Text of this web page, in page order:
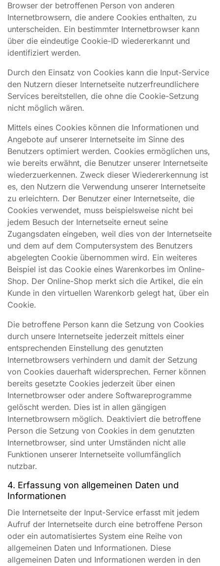
Browser der betroffenen Person von anderen
Internetbrowsern, die andere Cookies enthalten, zu
unterscheiden. Ein bestimmter Internetbrowser kann
über die eindeutige Cookie-ID wiedererkannt und
identifiziert werden.
Durch den Einsatz von Cookies kann die Input-Service
den Nutzern dieser Internetseite nutzerfreundlichere
Services bereitstellen, die ohne die Cookie-Setzung
nicht möglich wären.
Mittels eines Cookies können die Informationen und
Angebote auf unserer Internetseite im Sinne des
Benutzers optimiert werden. Cookies ermöglichen uns,
wie bereits erwähnt, die Benutzer unserer Internetseite
wiederzuerkennen. Zweck dieser Wiedererkennung ist
es, den Nutzern die Verwendung unserer Internetseite
zu erleichtern. Der Benutzer einer Internetseite, die
Cookies verwendet, muss beispielsweise nicht bei
jedem Besuch der Internetseite erneut seine
Zugangsdaten eingeben, weil dies von der Internetseite
und dem auf dem Computersystem des Benutzers
abgelegten Cookie übernommen wird. Ein weiteres
Beispiel ist das Cookie eines Warenkorbes im Online-
Shop. Der Online-Shop merkt sich die Artikel, die ein
Kunde in den virtuellen Warenkorb gelegt hat, über ein
Cookie.
Die betroffene Person kann die Setzung von Cookies
durch unsere Internetseite jederzeit mittels einer
entsprechenden Einstellung des genutzten
Internetbrowsers verhindern und damit der Setzung
von Cookies dauerhaft widersprechen. Ferner können
bereits gesetzte Cookies jederzeit über einen
Internetbrowser oder andere Softwareprogramme
gelöscht werden. Dies ist in allen gängigen
Internetbrowsern möglich. Deaktiviert die betroffene
Person die Setzung von Cookies in dem genutzten
Internetbrowser, sind unter Umständen nicht alle
Funktionen unserer Internetseite vollumfänglich
nutzbar.
4. Erfassung von allgemeinen Daten und
Informationen
Die Internetseite der Input-Service erfasst mit jedem
Aufruf der Internetseite durch eine betroffene Person
oder ein automatisiertes System eine Reihe von
allgemeinen Daten und Informationen. Diese
allgemeinen Daten und Informationen werden in den